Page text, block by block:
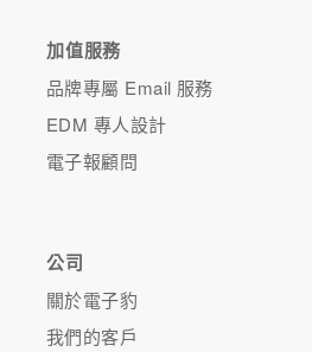
加值服務
品牌專屬 Email 服務
EDM 專人設計
電子報顧問
公司
關於電子豹
我們的客戶